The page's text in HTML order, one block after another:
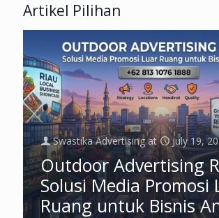
Artikel Pilihan
Swastika Advertising at July 19,
Outdoor Advertising
Solusi Media Promosi
Ruang untuk Bisnis